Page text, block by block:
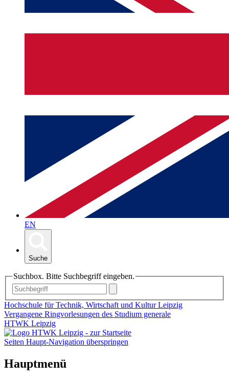
EN
Suche
Suchbox. Bitte Suchbegriff eingeben.
Hochschule für Technik, Wirtschaft und Kultur Leipzig
Vergangene Ringvorlesungen des Studium generale
HTWK Leipzig
Seiten Haupt-Navigation überspringen
Hauptmenü